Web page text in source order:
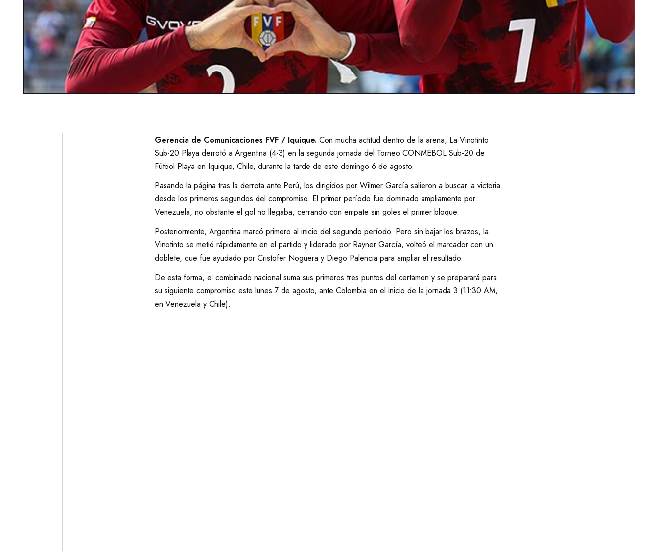
Gerencia de Comunicaciones FVF / Iquique. Con mucha actitud dentro de la arena, La Vinotinto
Sub-20 Playa derrotó a Argentina (4-3) en la segunda jornada del Torneo CONMEBOL Sub-20 de
Fútbol Playa en Iquique, Chile, durante la tarde de este domingo 6 de agosto.
Pasando la página tras la derrota ante Perú, los dirigidos por Wilmer García salieron a buscar la victoria
desde los primeros segundos del compromiso. El primer período fue dominado ampliamente por
Venezuela, no obstante el gol no llegaba, cerrando con empate sin goles el primer bloque.
Posteriormente, Argentina marcó primero al inicio del segundo período. Pero sin bajar los brazos, la
Vinotinto se metió rápidamente en el partido y liderado por Rayner García, volteó el marcador con un
doblete, que fue ayudado por Cristofer Noguera y Diego Palencia para ampliar el resultado.
De esta forma, el combinado nacional suma sus primeros tres puntos del certamen y se preparará para
su siguiente compromiso este lunes 7 de agosto, ante Colombia en el inicio de la jornada 3 (11:30 AM,
en Venezuela y Chile).